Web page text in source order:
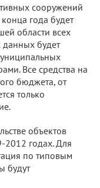
сооружений
года будет
области всех
данных будет
Все средства на
бюджета, от
только
объектов
2012 годах. Для
по типовым
будут